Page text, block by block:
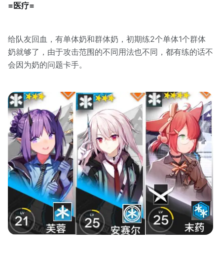
=医疗=
给队友回血，有单体奶和群体奶，初期练2个单体1个群体
奶就够了，由于攻击范围的不同用法也不同，都有练的话不
会因为奶的问题卡手。